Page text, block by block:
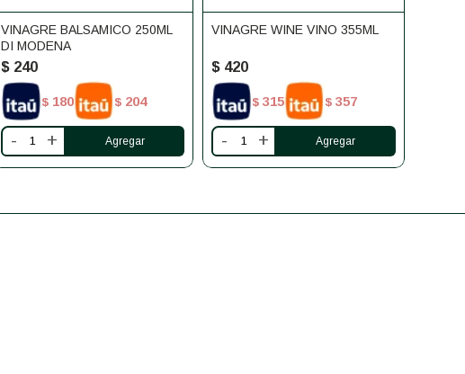
VINAGRE BALSAMICO 250ML
DI MODENA
$ 240
$ 180 $ 204
- +
VINAGRE WINE VINO 355ML
$ 420
$ 315 $ 357
- +